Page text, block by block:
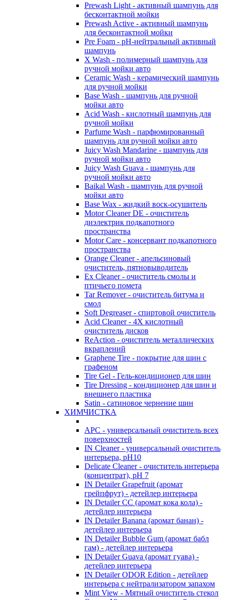
Prewash Light - активный шампунь для
бесконтактной мойки
Prewash Active - активный шампунь
для бесконтактной мойки
Pre Foam - pH-нейтральный активный
шампунь
X Wash - полимерный шампунь для
ручной мойки авто
Ceramic Wash - керамический шампунь
для ручной мойки
Base Wash - шампунь для ручной
мойки авто
Acid Wash - кислотный шампунь для
ручной мойки
Parfume Wash - парфюмированный
шампунь для ручной мойки авто
Juicy Wash Mandarine - шампунь для
ручной мойки авто
Juicy Wash Guava - шампунь для
ручной мойки авто
Baikal Wash - шампунь для ручной
мойки авто
Base Wax - жидкий воск-осушитель
Motor Cleaner DE - очиститель
диэлектрик подкапотного
пространства
Motor Care - консервант подкапотного
пространства
Orange Cleaner - апельсиновый
очиститель, пятновыводитель
Ex Cleaner - очиститель смолы и
птичьего помета
Tar Remover - очиститель битума и
смол
Soft Degreaser - спиртовой очиститель
Acid Cleaner - 4Х кислотный
очиститель дисков
ReAction - очиститель металлических
вкраплений
Graphene Tire - покрытие для шин с
графеном
Tire Gel - Гель-кондиционер для шин
Tire Dressing - кондиционер для шин и
внешнего пластика
Satin - сатиновое чернение шин
ХИМЧИСТКА
APC - универсальный очиститель всех
поверхностей
IN Cleaner - универсальный очиститель
интерьера, pH10
Delicate Cleaner - очиститель интерьера
(концентрат), pH 7
IN Detailer Grapefruit (аромат
грейпфрут) - детейлер интерьера
IN Detailer CC (аромат кока кола) -
детейлер интерьера
IN Detailer Banana (аромат банан) -
детейлер интерьера
IN Detailer Bubble Gum (аромат бабл
гам) - детейлер интерьера
IN Detailer Guava (аромат гуава) -
детейлер интерьера
IN Detailer ODOR Edition - детейлер
интерьера с нейтрализатором запахом
Mint View - Мятный очиститель стекол